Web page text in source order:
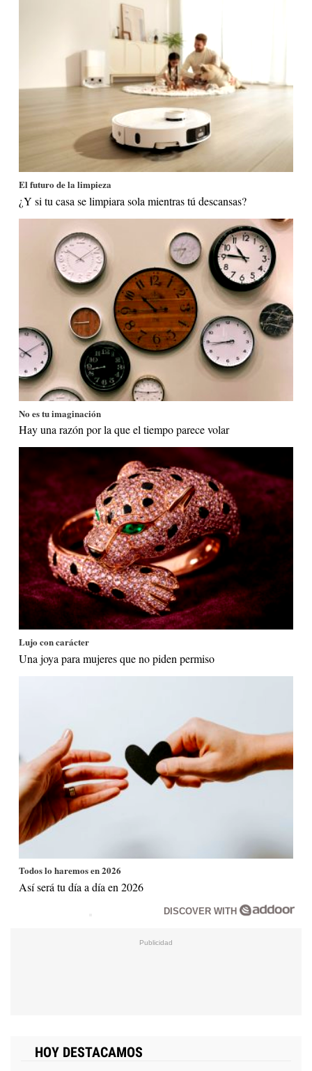
El futuro de la limpieza
¿Y si tu casa se limpiara sola mientras tú descansas?
No es tu imaginación
Hay una razón por la que el tiempo parece volar
Lujo con carácter
Una joya para mujeres que no piden permiso
Todos lo haremos en 2026
Así será tu día a día en 2026
DISCOVER WITH
HOY DESTACAMOS